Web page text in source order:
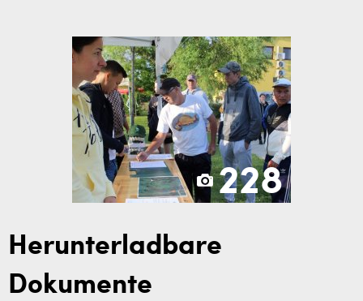
228
Herunterladbare
Dokumente